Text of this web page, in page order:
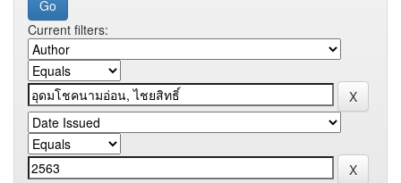
Current filters: